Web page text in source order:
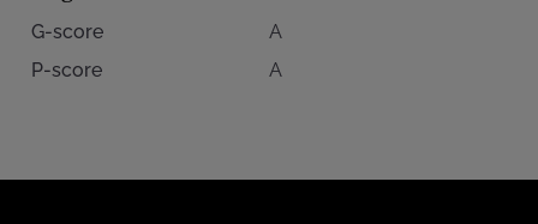
G-score
A
P-score
A